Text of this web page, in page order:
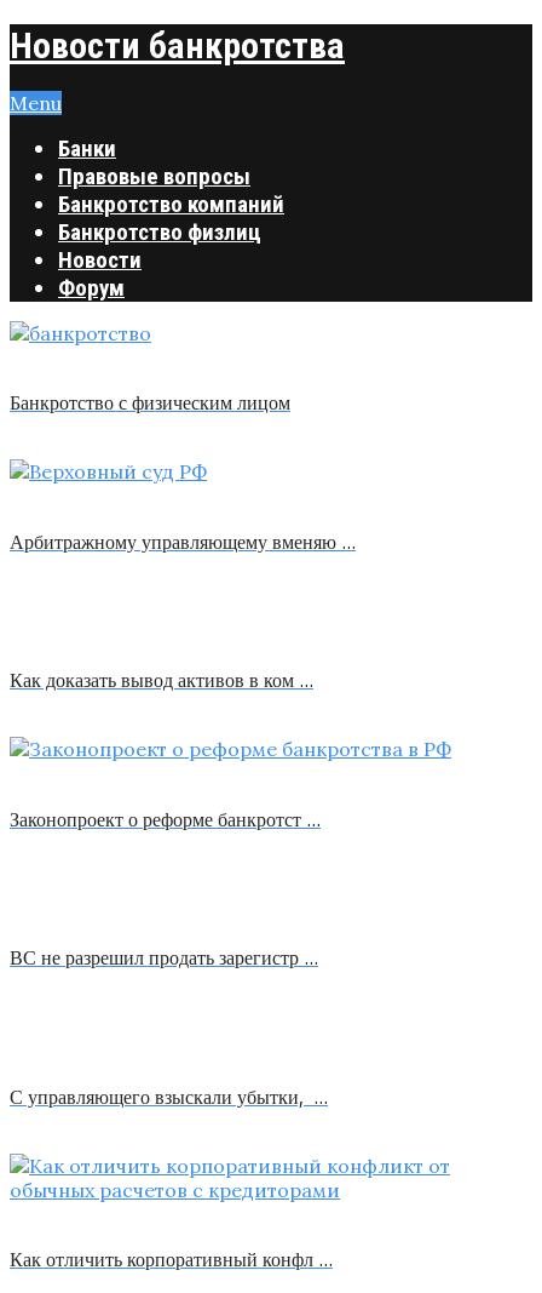
Новости банкротства
Menu
Банки
Правовые вопросы
Банкротство компаний
Банкротство физлиц
Новости
Форум
Банкротство с физическим лицом
Арбитражному управляющему вменяю …
Как доказать вывод активов в ком …
Законопроект о реформе банкротст …
ВС не разрешил продать зарегистр …
С управляющего взыскали убытки, …
Как отличить корпоративный конфл …